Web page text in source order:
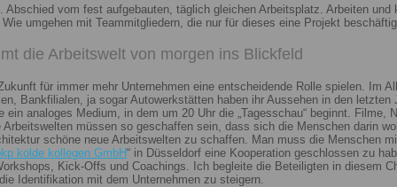
Abschied vom fest aufgebauten, täglich gleichen Arbeitsplatz. Arbeiten
umgehen mit Teammitgliedern, die nur für dieses eine Projekt
die Arbeitswelt von morgen ins Blickfeld
für immer mehr Unternehmen eine entscheidende Rolle spielen.
Bankfilialen, ja sogar Autowerkstätten haben ihr Aussehen in den
ein analoges Medium, in dem um 20 Uhr die „Tagesschau“ beginnt.
müssen so geschaffen sein, dass sich die Menschen darin
schöne neue Arbeitswelten zu schaffen. Man muss die Menschen
kolde kollegen GmbH“ in Düsseldorf eine Kooperation geschlossen zu
Kick-Offs und Coachings. Ich begleite die Beteiligten in
Identifikation mit dem Unternehmen zu steigern.